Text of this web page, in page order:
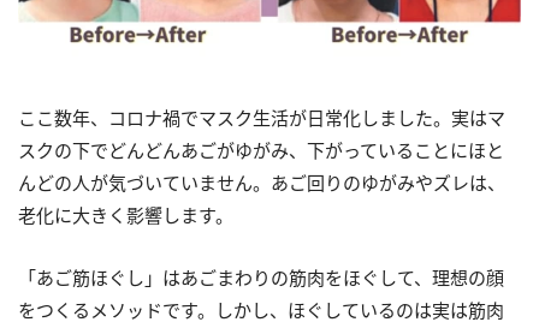
ここ数年、コロナ禍でマスク生活が日常化しました。実はマ
スクの下でどんどんあごがゆがみ、下がっていることにほと
んどの人が気づいていません。あご回りのゆがみやズレは、
老化に大きく影響します。
「あご筋ほぐし」はあごまわりの筋肉をほぐして、理想の顔
をつくるメソッドです。しかし、ほぐしているのは実は筋肉